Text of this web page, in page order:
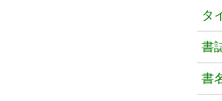
タ
書
書